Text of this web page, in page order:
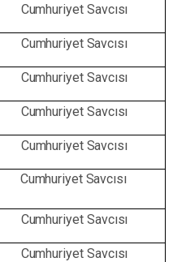
Cumhuriyet Savcısı
Cumhuriyet Savcısı
Cumhuriyet Savcısı
Cumhuriyet Savcısı
Cumhuriyet Savcısı
Cumhuriyet Savcısı
Cumhuriyet Savcısı
Cumhuriyet Savcısı